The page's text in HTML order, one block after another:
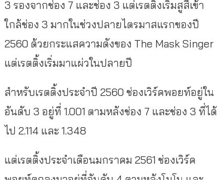
3 รองจากช่อง 7 และช่อง 3 แต่เรตติ้งเริ่มสูสีเข้า
ใกล้ช่อง 3 มากในช่วงปลายไตรมาสแรกของปี
2560 ด้วยกระแสความดังของ The Mask Singer
แต่เรตติ้งเริ่มมาแผ่วในปลายปี
สำหรับเรตติ้งประจำปี 2560 ช่องเวิร์คพอยท์อยู่ใน
อันดับ 3 อยู่ที่ 1.001 ตามหลังช่อง 7 และช่อง 3 ที่ได้
ไป 2.114 และ 1.348
แต่เรตติ้งประจำเดือนมกราคม 2561 ช่องเวิร์ค